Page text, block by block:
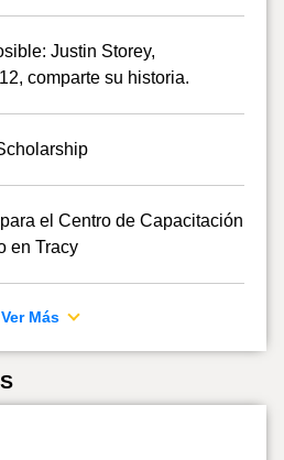
Justin Storey,
comparte su historia.
el Centro de Capacitación
en Tracy
Ver Más